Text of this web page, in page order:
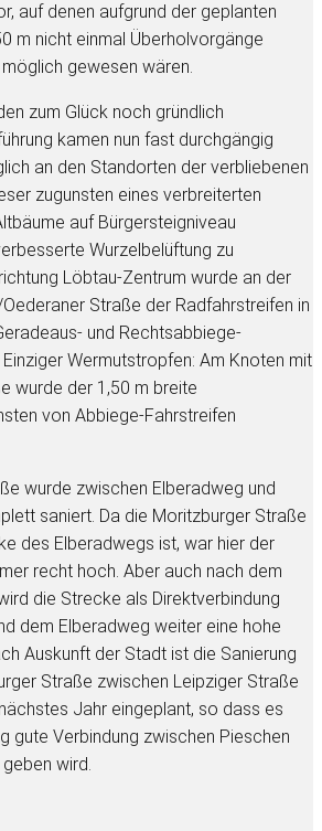
auf denen aufgrund der geplanten
m nicht einmal Überholvorgänge
gewesen wären.
zum Glück noch gründlich
kamen nun fast durchgängig
an den Standorten der verbliebenen
zugunsten eines verbreiterten
auf Bürgersteigniveau
Wurzelbelüftung zu
Löbtau-Zentrum wurde an der
Straße der Radfahrstreifen in
und Rechtsabbiege-
Wermutstropfen: Am Knoten mit
wurde der 1,50 m breite
von Abbiege-Fahrstreifen
wurde zwischen Elberadweg und
saniert. Da die Moritzburger Straße
des Elberadwegs ist, war hier der
recht hoch. Aber auch nach dem
die Strecke als Direktverbindung
dem Elberadweg weiter eine hohe
Auskunft der Stadt ist die Sanierung
Straße zwischen Leipziger Straße
Jahr eingeplant, so dass es
gute Verbindung zwischen Pieschen
wird.